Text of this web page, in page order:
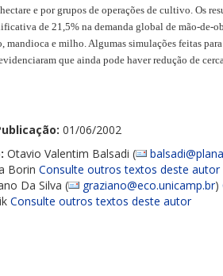
e por grupos de operações de cultivo. Os
de 21,5% na demanda global de mão-de-
mandioca e milho. Algumas simulações feitas
que ainda pode haver redução de
01/06/2002
Otavio Valentim Balsadi (
Borin Consulte outros textos deste autor
Da Silva (
graziano@eco.unicamp.br)
Consulte outros textos deste autor